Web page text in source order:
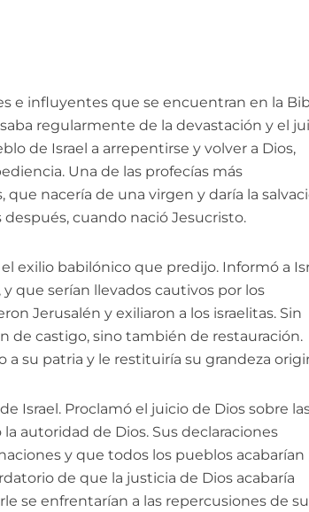
e influyentes que se encuentran en la
regularmente de la devastación y el
de Israel a arrepentirse y volver a Dios,
Una de las profecías más
nacería de una virgen y daría la
cuando nació Jesucristo.
exilio babilónico que predijo. Informó a
que serían llevados cautivos por los
Jerusalén y exiliaron a los israelitas. Sin
de castigo, sino también de restauración.
su patria y le restituiría su grandeza
Israel. Proclamó el juicio de Dios sobre
autoridad de Dios. Sus declaraciones
y que todos los pueblos acabarían
de que la justicia de Dios acabaría
se enfrentarían a las repercusiones de